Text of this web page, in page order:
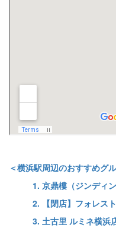
＜横浜駅周辺のおすすめグ
1. 京鼎樓（ジンディ
2. 【閉店】フォレス
3. 土古里 ルミネ横浜